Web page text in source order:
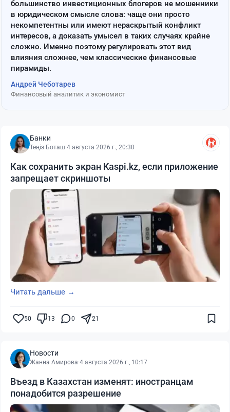
большинство инвестиционных блогеров не мошенники
в юридическом смысле слова: чаще они просто
некомпетентны или имеют нераскрытый конфликт
интересов, а доказать умысел в таких случаях крайне
сложно. Именно поэтому регулировать этот вид
влияния сложнее, чем классические финансовые
пирамиды.
Андрей Чеботарев
Финансовый аналитик и экономист
Банки
Теңіз Боташ·4 августа 2026 г., 20:30
Как сохранить экран Kaspi.kz, если приложение
запрещает скриншоты
Читать дальше →
50 13 0 21
Новости
Жанна Амирова·4 августа 2026 г., 10:17
Въезд в Казахстан изменят: иностранцам
понадобится разрешение